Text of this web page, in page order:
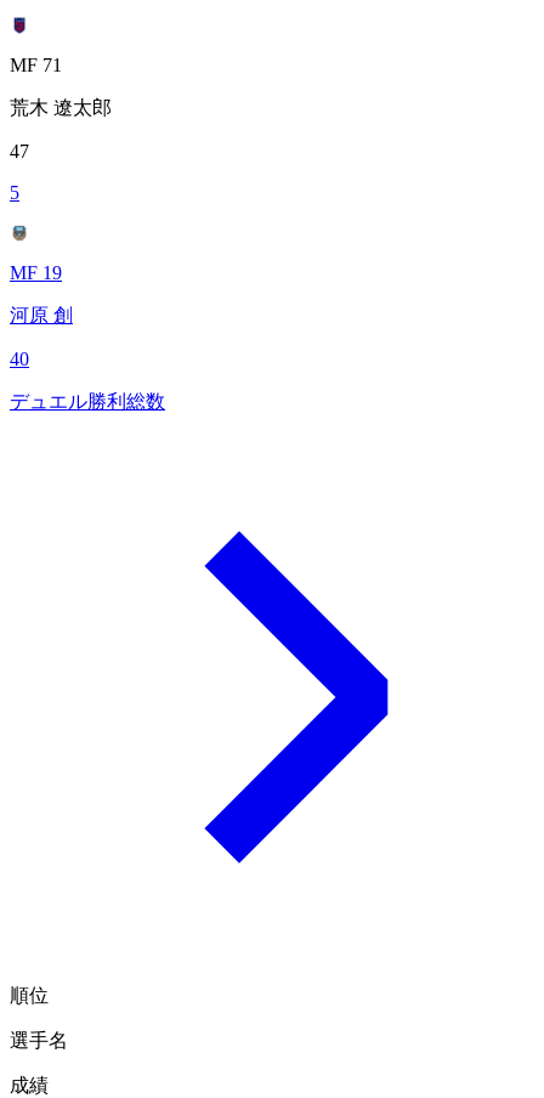
MF 71
荒木 遼太郎
47
5
MF 19
河原 創
40
デュエル勝利総数
順位
選手名
成績